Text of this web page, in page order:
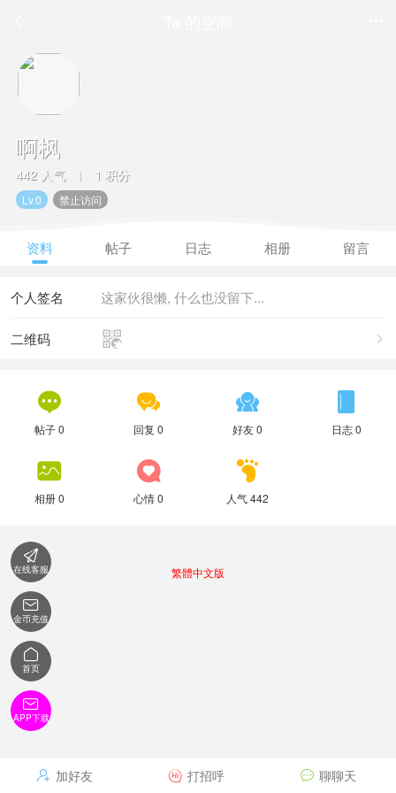
啊枫
442 人气 | 1 积分
Lv.0 禁止访问
资料 帖子 日志 相册 留言
这家伙很懒, 什么也没留下...
个人签名


二维码

帖子 0

回复 0

好友 0

日志 0

相册 0

心情 0

人气 442
 加好友  打招呼  聊聊天
繁體中文版

在线客服

金币充值

首页

APP下载